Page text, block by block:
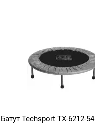
Батут Techsport TX-6212-54